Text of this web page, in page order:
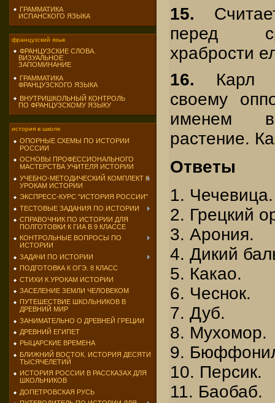
ГРАММАТИКА
ИСПАНСКОГО ЯЗЫКА
французский язык
ФРАНЦУЗСКИЕ СЛОВА.
ВИЗУАЛЬНОЕ
ЗАПОМИНАНИЕ
ГРАММАТИКА
ФРАНЦУЗСКОГО ЯЗЫКА
ВНУТРИШКОЛЬНЫЙ КОНТРОЛЬ
ПО ФРАНЦУЗСКОМУ ЯЗЫКУ
история в школе
ОПОРНЫЕ СХЕМЫ ПО ИСТОРИИ
РОССИИ
ОСНОВЫ ПРОФЕССИОНАЛЬНОГО
МАСТЕРСТВА УЧИТЕЛЯ ИСТОРИИ
УЧЕБНО-МЕТОДИЧЕСКИЙ КОМПЛЕКТ К
УРОКАМ ИСТОРИИ
ЭКСПРЕСС-КУРС "ИСТОРИЯ РОССИИ"
ТЕСТОВЫЕ ЗАДАНИЯ ПО ИСТОРИИ
СПРАВОЧНИК ПО ИСТОРИИ ДЛЯ
ПОЛГОТОВКИ К ГИА В 9 КЛАССЕ
КОНТРОЛЬНЫЕ ВОПРОСЫ ПО
ИСТОРИИ
ЗАДАЧИ ПО ИСТОРИИ
ПОДГОТОВКА К ОГЭ. 8 КЛАСС
СТИХИ К УРОКАМ ИСТОРИИ
ЗАСЕЛЕНИЕ ЗЕМЛИ ЧЕЛОВЕКОМ
ПУТЕШЕСТВИЕ ШКОЛЬНИКОВ В
ДРЕВНИЙ МИР
ЗАНИМАТЕЛЬНО О ДРЕВНЕЙ ГРЕЦИИ
ДРЕВНИЙ ЕГИПЕТ
РЫЦАРСКИЕ ВРЕМЕНА
БЛИЖНИЙ ВОСТОК. ИСТОРИЯ ДЕСЯТИ
ТЫСЯЧЕЛЕТИЙ
ИСТОРИЯ РОССИИ В РАССКАЗАХ ДЛЯ
ШКОЛЬНИКОВ
ДОПЕТРОВСКАЯ РУСЬ
15.
перед
храбрости
16. Карл
своему
именем
растение.
Ответы
1. Чечевица.
2. Грецкий
3. Арония.
4. Дикий
5. Какао.
6. Чеснок.
7. Дуб.
8. Мухомор.
9.
10. Персик.
11. Баобаб.